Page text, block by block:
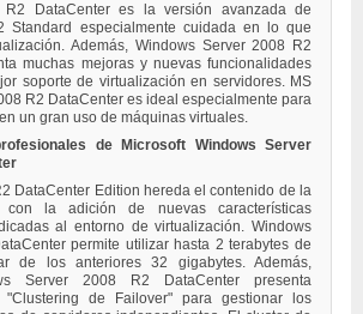
DataCenter es la versión avanzada de
Standard especialmente cuidada en lo que
Además, Windows Server 2008 R2
muchas mejoras y nuevas funcionalidades
soporte de virtualización en servidores. MS
R2 DataCenter es ideal especialmente para
un gran uso de máquinas virtuales.
de Microsoft Windows Server
DataCenter Edition hereda el contenido de la
con la adición de nuevas características
al entorno de virtualización. Windows
permite utilizar hasta 2 terabytes de
de los anteriores 32 gigabytes. Además,
Server 2008 R2 DataCenter presenta
"Clustering de Failover" para gestionar los